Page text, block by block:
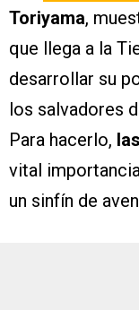
Toriyama,
que llega a la
desarrollar su
los salvadores
Para hacerlo,
vital
un sinfín de